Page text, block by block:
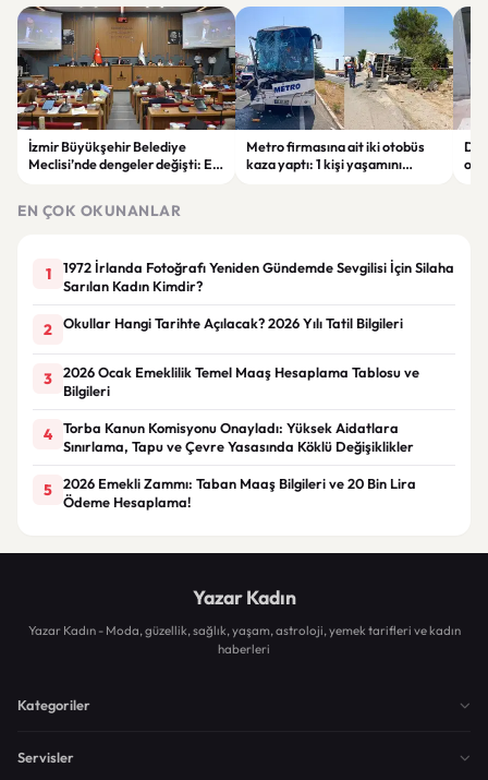
İzmir Büyükşehir Belediye
Meclisi’nde dengeler değişti: En
Metro firmasına ait iki otobüs
kaza yaptı: 1 kişi yaşamını
EN ÇOK OKUNANLAR
1
1972 İrlanda Fotoğrafı Yeniden Gündemde Sevgilisi İçin Silaha
Sarılan Kadın Kimdir?
2 Okullar Hangi Tarihte Açılacak? 2026 Yılı Tatil Bilgileri
3
2026 Ocak Emeklilik Temel Maaş Hesaplama Tablosu ve
Bilgileri
4
Torba Kanun Komisyonu Onayladı: Yüksek Aidatlara
Sınırlama, Tapu ve Çevre Yasasında Köklü Değişiklikler
5
2026 Emekli Zammı: Taban Maaş Bilgileri ve 20 Bin Lira
Ödeme Hesaplama!
Yazar Kadın
Yazar Kadın - Moda, güzellik, sağlık, yaşam, astroloji, yemek tarifleri ve kadın
haberleri
Kategoriler
Servisler